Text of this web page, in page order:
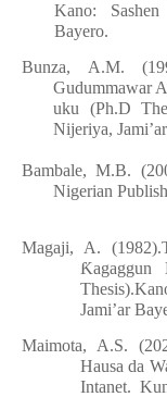
Kano:
Bayero.
Bunza, A.M.
Gudummawar
uku (Ph.D
Nijeriya,
Bambale, M.B.
Nigerian
Magaji, A.
Ƙ
Thesis).
Jami’ar
Maimota, A.S.
Hausa da
Intanet.